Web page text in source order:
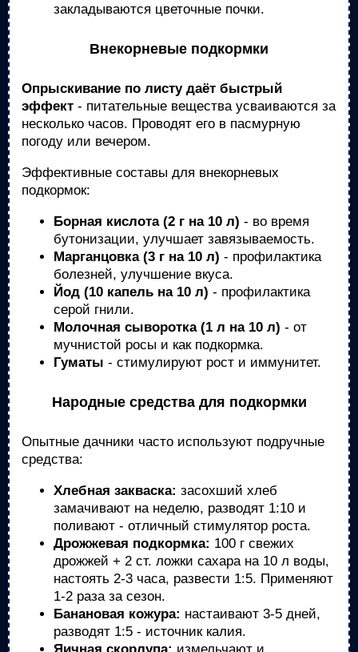
закладываются цветочные почки.
Внекорневые подкормки
Опрыскивание по листу даёт быстрый
эффект - питательные вещества усваиваются за
несколько часов. Проводят его в пасмурную
погоду или вечером.
Эффективные составы для внекорневых
подкормок:
Борная кислота (2 г на 10 л) - во время
бутонизации, улучшает завязываемость.
Марганцовка (3 г на 10 л) - профилактика
болезней, улучшение вкуса.
Йод (10 капель на 10 л) - профилактика
серой гнили.
Молочная сыворотка (1 л на 10 л) - от
мучнистой росы и как подкормка.
Гуматы - стимулируют рост и иммунитет.
Народные средства для подкормки
Опытные дачники часто используют подручные
средства:
Хлебная закваска: засохший хлеб
замачивают на неделю, разводят 1:10 и
поливают - отличный стимулятор роста.
Дрожжевая подкормка: 100 г свежих
дрожжей + 2 ст. ложки сахара на 10 л воды,
настоять 2-3 часа, развести 1:5. Применяют
1-2 раза за сезон.
Банановая кожура: настаивают 3-5 дней,
разводят 1:5 - источник калия.